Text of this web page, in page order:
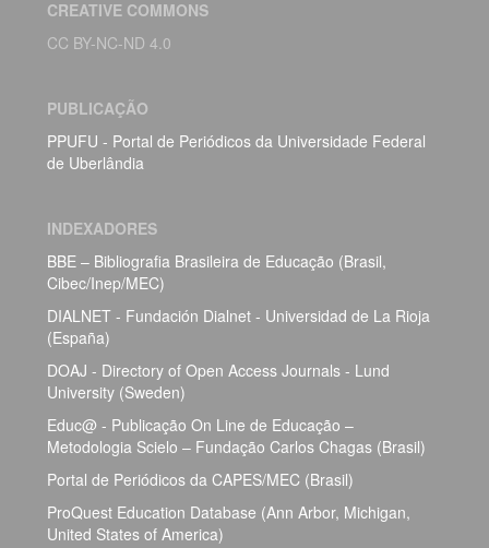
CREATIVE COMMONS
CC BY-NC-ND 4.0
PUBLICAÇÃO
PPUFU - Portal de Periódicos da Universidade Federal
de Uberlândia
INDEXADORES
BBE – Bibliografia Brasileira de Educação (Brasil,
Cibec/Inep/MEC)
DIALNET - Fundación Dialnet - Universidad de La Rioja
(España)
DOAJ - Directory of Open Access Journals - Lund
University (Sweden)
Educ@ - Publicação On Line de Educação –
Metodologia Scielo – Fundação Carlos Chagas (Brasil)
Portal de Periódicos da CAPES/MEC (Brasil)
ProQuest Education Database (Ann Arbor, Michigan,
United States of America)